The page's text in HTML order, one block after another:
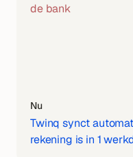
de bank
Twinq synct
rekening is in 1
Nu